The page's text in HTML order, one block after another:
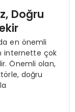
Doğru
en önemli
internette çok
Önemli olan,
doğru